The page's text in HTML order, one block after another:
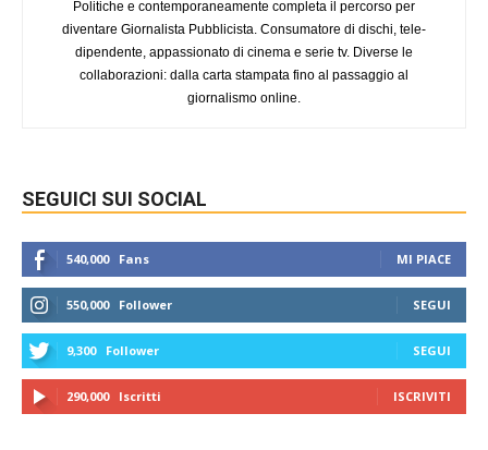
Politiche e contemporaneamente completa il percorso per
diventare Giornalista Pubblicista. Consumatore di dischi, tele-
dipendente, appassionato di cinema e serie tv. Diverse le
collaborazioni: dalla carta stampata fino al passaggio al
giornalismo online.
SEGUICI SUI SOCIAL
540,000 Fans MI PIACE
550,000 Follower SEGUI
9,300 Follower SEGUI
290,000 Iscritti ISCRIVITI